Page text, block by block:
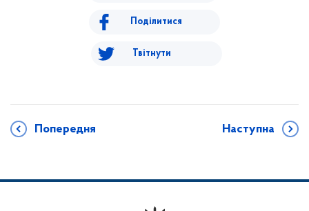
Поділитися
Твітнути
Попередня Наступна